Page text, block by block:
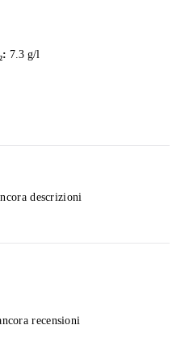
: 7.3 g/l
descrizioni
recensioni